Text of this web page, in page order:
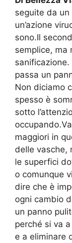
seguite da
un’azione
sono.Il
semplice, ma
passa un
Non diciamo
spesso è
sotto
maggiori in
delle vasche,
le superfici
o comunque
dire che è
ogni cambio
un panno
perché si va
e a eliminare